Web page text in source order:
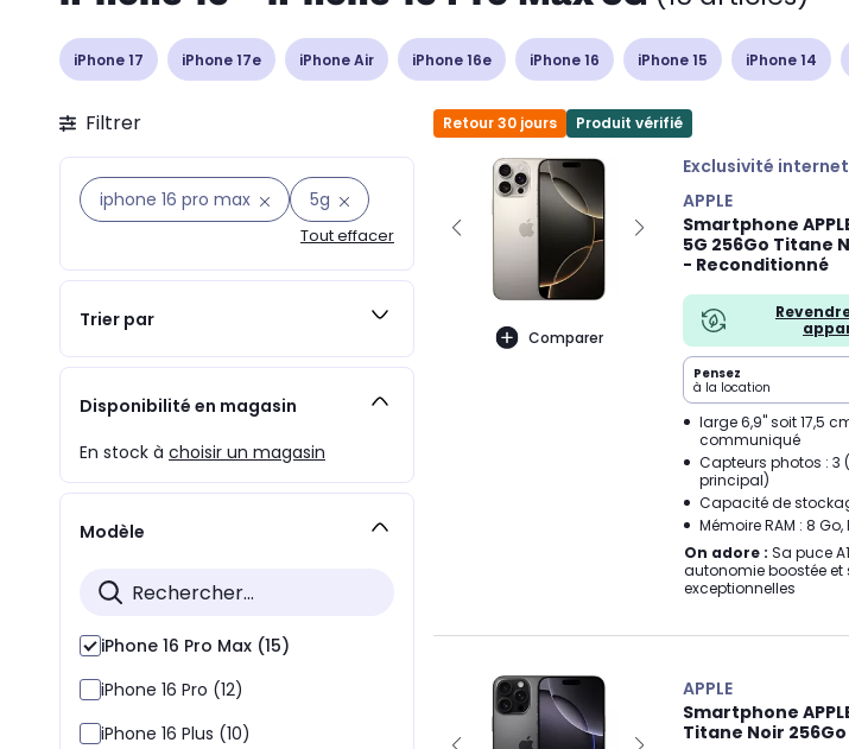
iPhone 17 iPhone 17e iPhone Air iPhone 16e iPhone 16 iPhone 15 iPhone 14
Filtrer
iphone 16 pro max 5g
Tout effacer
Trier par
Disponibilité en magasin
En stock à choisir un magasin
Modèle
iPhone 16 Pro Max (15)
iPhone 16 Pro (12)
iPhone 16 Plus (10)
Retour 30 jours Produit vérifié
Comparer
Exclusivité internet
APPLE
Smartphone
5G 256Go Titane
- Reconditionné
Pensez
à la location
large 6,9" soit 17,5
communiqué
Capteurs photos : 3
principal)
Capacité de
Mémoire RAM : 8 Go,
On adore : Sa puce
autonomie boostée et
exceptionnelles
APPLE
Smartphone
Titane Noir